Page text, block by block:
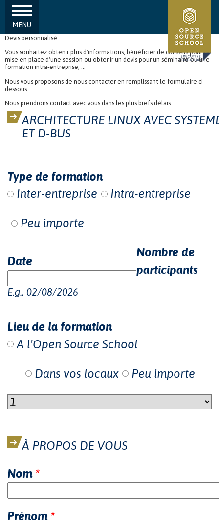
Aller au contenu principal
MENU
Devis personnalisé
Vous souhaitez obtenir plus d'informations, bénéficier de conseils pour la
mise en place d'une session ou obtenir un devis pour un séminaire ou une
formation intra-entreprise, ...
Nous vous proposons de nous contacter en remplissant le formulaire ci-
dessous.
Nous prendrons contact avec vous dans les plus brefs délais.
ARCHITECTURE LINUX AVEC
ET D-BUS
Type de formation
Inter-entreprise
Intra-entreprise
Peu importe
Date
E.g., 02/08/2026
Lieu de la formation
A l'Open Source School
Dans vos locaux Peu importe
Nombre de
participants
À PROPOS DE VOUS
Nom *
Prénom *